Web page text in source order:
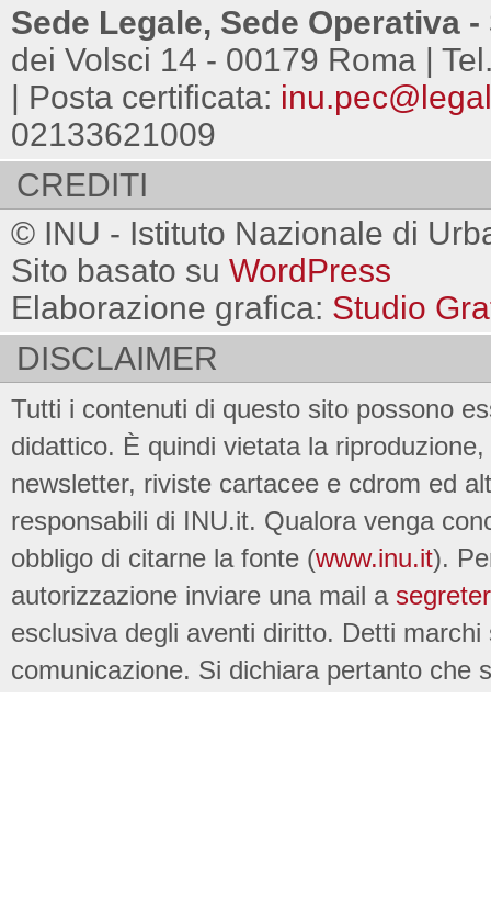
Sede Legale, Sede Operativa
dei Volsci 14 - 00179 Roma |
| Posta certificata:
02133621009
CREDITI
© INU - Istituto Nazionale di
Sito basato su WordPress
Elaborazione grafica: Studio
DISCLAIMER
Tutti i contenuti di questo sito possono
didattico. È quindi vietata la
newsletter, riviste cartacee e cdrom ed
responsabili di INU.it. Qualora venga
obbligo di citarne la fonte (www.inu.it).
autorizzazione inviare una mail a
esclusiva degli aventi diritto. Detti
comunicazione. Si dichiara pertanto che